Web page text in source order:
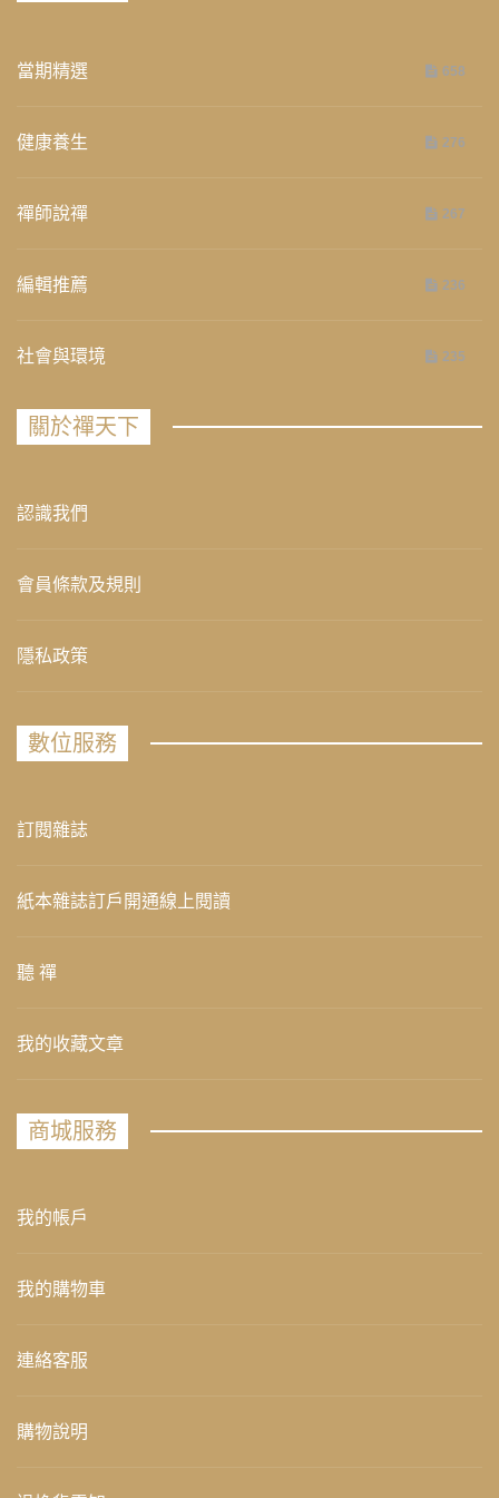
當期精選 658
健康養生 276
禪師說禪 267
編輯推薦 236
社會與環境 235
關於禪天下
認識我們
會員條款及規則
隱私政策
數位服務
訂閱雜誌
紙本雜誌訂戶開通線上閱讀
聽 禪
我的收藏文章
商城服務
我的帳戶
我的購物車
連絡客服
購物說明